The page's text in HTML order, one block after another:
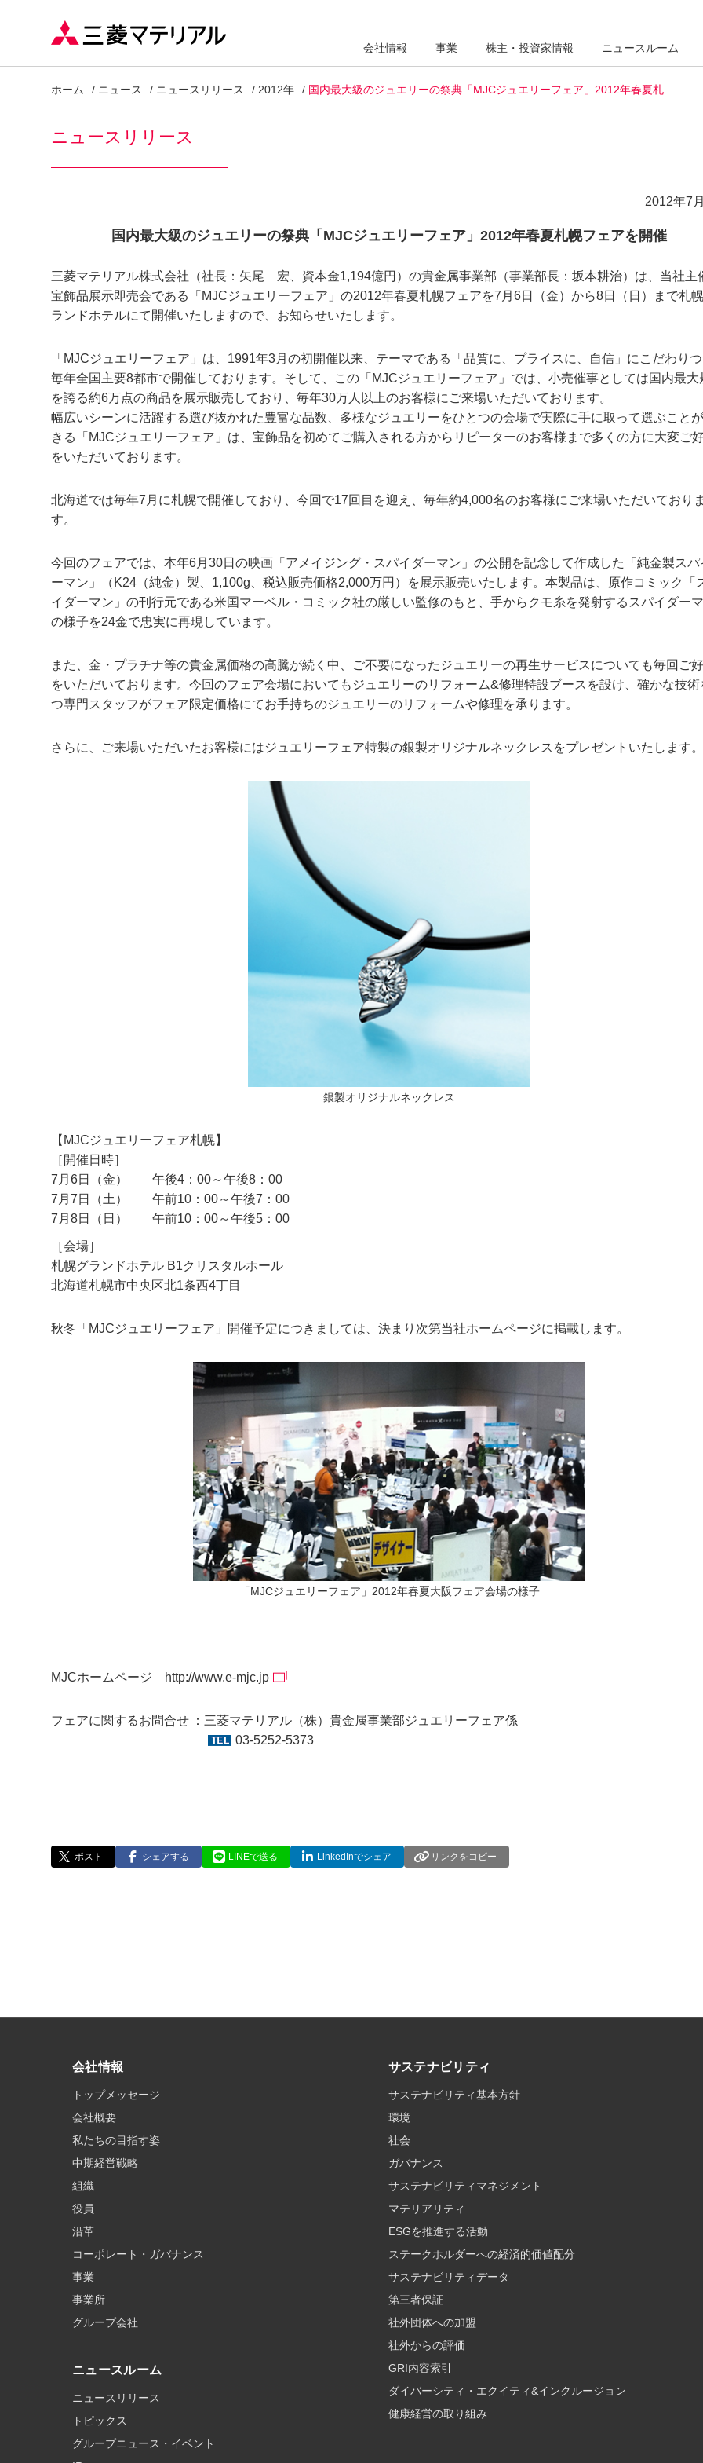
会社情報 事業 株主・投資家情報 ニュースルーム
ホーム ニュース ニュースリリース 2012年 国内最大級のジュエリーの祭典「MJCジュエリーフェア」2012年春夏札…
ニュースリリース
2012年7
国内最大級のジュエリーの祭典「MJCジュエリーフェア」2012年春夏札幌フェアを開催
三菱マテリアル株式会社（社長：矢尾 宏、資本金1,194億円）の貴金属事業部（事業部長：坂本耕治）は、当社主
宝飾品展示即売会である「MJCジュエリーフェア」の2012年春夏札幌フェアを7月6日（金）から8日（日）まで札
ランドホテルにて開催いたしますので、お知らせいたします。
「MJCジュエリーフェア」は、1991年3月の初開催以来、テーマである「品質に、プライスに、自信」にこだわり
毎年全国主要8都市で開催しております。そして、この「MJCジュエリーフェア」では、小売催事としては国内最大
を誇る約6万点の商品を展示販売しており、毎年30万人以上のお客様にご来場いただいております。
幅広いシーンに活躍する選び抜かれた豊富な品数、多様なジュエリーをひとつの会場で実際に手に取って選ぶこと
きる「MJCジュエリーフェア」は、宝飾品を初めてご購入される方からリピーターのお客様まで多くの方に大変ご
をいただいております。
北海道では毎年7月に札幌で開催しており、今回で17回目を迎え、毎年約4,000名のお客様にご来場いただいており
す。
今回のフェアでは、本年6月30日の映画「アメイジング・スパイダーマン」の公開を記念して作成した「純金製スパ
ーマン」（K24（純金）製、1,100g、税込販売価格2,000万円）を展示販売いたします。本製品は、原作コミック「
イダーマン」の刊行元である米国マーベル・コミック社の厳しい監修のもと、手からクモ糸を発射するスパイダー
の様子を24金で忠実に再現しています。
また、金・プラチナ等の貴金属価格の高騰が続く中、ご不要になったジュエリーの再生サービスについても毎回ご
をいただいております。今回のフェア会場においてもジュエリーのリフォーム&修理特設ブースを設け、確かな技術
つ専門スタッフがフェア限定価格にてお手持ちのジュエリーのリフォームや修理を承ります。
さらに、ご来場いただいたお客様にはジュエリーフェア特製の銀製オリジナルネックレスをプレゼントいたします。
銀製オリジナルネックレス
【MJCジュエリーフェア札幌】
［開催日時］
7月6日（金）
午後4：00～午後8：00
7月7日（土）
午前10：00～午後7：00
7月8日（日）
午前10：00～午後5：00
［会場］
札幌グランドホテル B1クリスタルホール
北海道札幌市中央区北1条西4丁目
秋冬「MJCジュエリーフェア」開催予定につきましては、決まり次第当社ホームページに掲載します。
「MJCジュエリーフェア」2012年春夏大阪フェア会場の様子
MJCホームページ http://www.e-mjc.jp
フェアに関するお問合せ
三菱マテリアル（株）貴金属事業部ジュエリーフェア係
03-5252-5373
ポスト シェアする LINEで送る LinkedInでシェア リンクをコピー
会社情報
トップメッセージ
会社概要
私たちの目指す姿
中期経営戦略
組織
役員
沿革
コーポレート・ガバナンス
事業
事業所
グループ会社
ニュースルーム
ニュースリリース
トピックス
グループニュース・イベント
サステナビリティ
サステナビリティ基本方針
環境
社会
ガバナンス
サステナビリティマネジメント
マテリアリティ
ESGを推進する活動
ステークホルダーへの経済的価値配分
サステナビリティデータ
第三者保証
社外団体への加盟
社外からの評価
GRI内容索引
ダイバーシティ・エクイティ&インクルージョン
健康経営の取り組み